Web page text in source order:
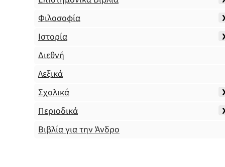
Φιλοσοφία
Ιστορία
Διεθνή
Λεξικά
Σχολικά
Περιοδικά
Βιβλία για την Άνδρο